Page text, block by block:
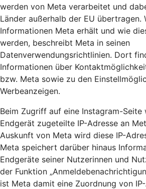
werden von Meta verarbeitet und
Länder außerhalb der EU übertragen.
Informationen Meta erhält und wie
werden, beschreibt Meta in seinen
Datenverwendungsrichtlinien. Dort
Informationen über
bzw. Meta sowie zu den
Werbeanzeigen.
Beim Zugriff auf eine Instagram-Seite
Endgerät zugeteilte IP-Adresse an
Auskunft von Meta wird diese IP-
Meta speichert darüber hinaus
Endgeräte seiner Nutzerinnen und
der Funktion
ist Meta damit eine Zuordnung von